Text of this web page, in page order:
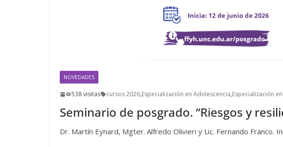
NOVEDADES
538 visitas cursos 2026,Especialización en Adolescencia,Especialización
Seminario de posgrado. “Riesgos y
Dr. Martín Eynard, Mgter. Alfredo Olivieri y Lic. Fernando Franco.